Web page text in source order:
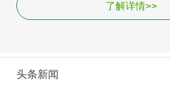
了解详情>>
头条新闻